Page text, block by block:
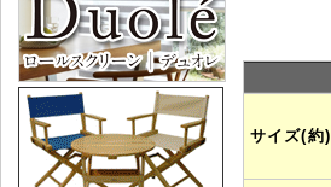
サイズ(約)